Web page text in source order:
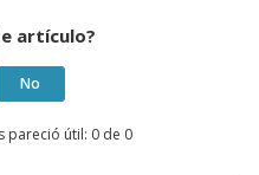
artículo?
No
pareció útil: 0 de 0